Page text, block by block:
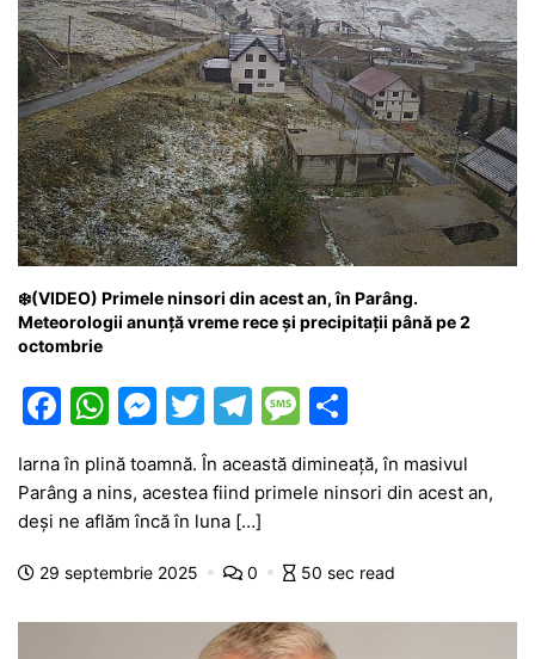
❄️(VIDEO) Primele ninsori din acest an, în Parâng.
Meteorologii anunță vreme rece și precipitații până pe 2
octombrie
F
c
e
b
o
o
W
at
s
A
p
p
M
s
s
e
g
T
w
itt
er
T
e
gr
a
m
M
s
a
e
ta
a
z
ă
Iarna în plină toamnă. În această dimineață, în masivul
Parâng a nins, acestea fiind primele ninsori din acest an,
deși ne aflăm încă în luna […]
29 septembrie 2025 0 50 sec read